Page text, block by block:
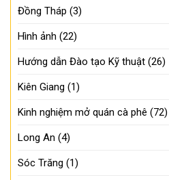
Đồng Tháp (3)
Hình ảnh (22)
Hướng dẫn Đào tạo Kỹ thuật (26)
Kiên Giang (1)
Kinh nghiệm mở quán cà phê (72)
Long An (4)
Sóc Trăng (1)